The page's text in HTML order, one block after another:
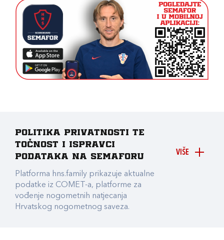
VIŠE
Politika privatnosti te
točnost i ispravci
podataka na Semaforu
Platforma hns.family prikazuje aktualne
podatke iz COMET-a, platforme za
vođenje nogometnih natjecanja
Hrvatskog nogometnog saveza.